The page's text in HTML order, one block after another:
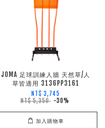
JOMA 足球訓練人牆 天然草/人
草皆適用 3136PP3161
NT$ 3,745
NT$ 5,350 -30%
加入購物車